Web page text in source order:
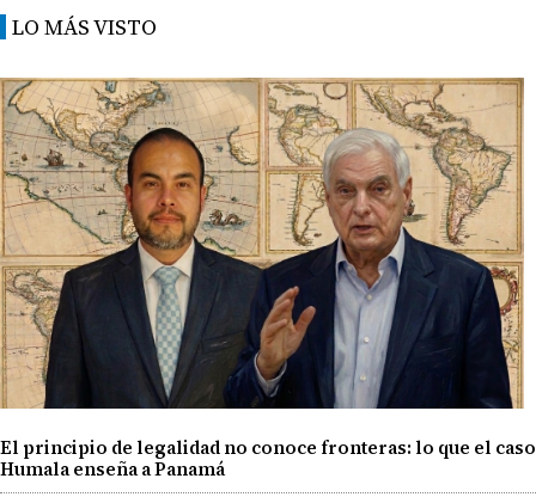
LO MÁS VISTO
El principio de legalidad no conoce fronteras: lo que el caso
Humala enseña a Panamá